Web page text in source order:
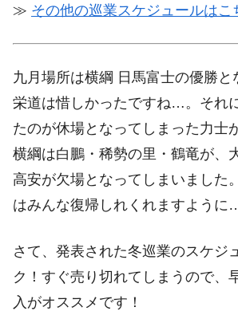
≫ その他の巡業スケジュールはこ
九月場所は横綱 日馬富士の優勝と
栄道は惜しかったですね…。それ
たのが休場となってしまった力士
横綱は白鵬・稀勢の里・鶴竜が、
高安が欠場となってしまいました
はみんな復帰しれくれますように…
さて、発表された冬巡業のスケジ
ク！すぐ売り切れてしまうので、
入がオススメです！